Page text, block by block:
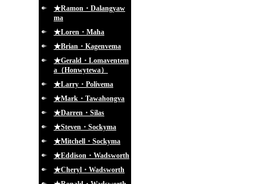
★Ramon・Dalangyaw
ma
★Loren・Maha
★Brian・Kagenvema
★Gerald・Lomaventem
a（Honwytewa）
★Larry・Polivema
★Mark・Tawahongva
★Darren・Silas
★Steven・Sockyma
★Mitchell・Sockyma
★Eddison・Wadsworth
★Cheryl・Wadsworth